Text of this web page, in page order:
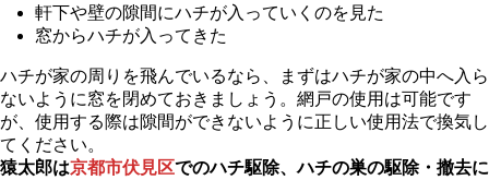
軒下や壁の隙間にハチが入っていくのを見た
窓からハチが入ってきた
ハチが家の周りを飛んでいるなら、まずはハチが家の中へ入ら
ないように窓を閉めておきましょう。網戸の使用は可能です
が、使用する際は隙間ができないように正しい使用法で換気し
てください。
猿太郎は京都市伏見区でのハチ駆除、ハチの巣の駆除・撤去に